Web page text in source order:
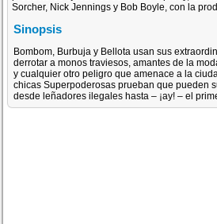
Sorcher, Nick Jennings y Bob Boyle, con la
Sinopsis
Bombom, Burbuja y Bellota usan sus
derrotar a monos traviesos, amantes de la
y cualquier otro peligro que amenace a la
chicas Superpoderosas prueban que pueden
desde leñadores ilegales hasta – ¡ay! – el